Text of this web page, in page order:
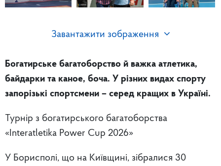
Завантажити зображення
Богатирське багатоборство й важка атлетика,
байдарки та каное, боча. У різних видах спорту
запорізькі спортсмени – серед кращих в Україні.
Турнір з богатирського багатоборства
«Interatletika Power Cup 2026»
У Борисполі, що на Київщині, зібралися 30